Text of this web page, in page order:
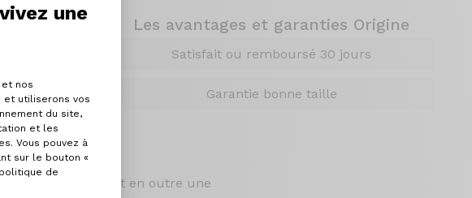
une
: Personnalisez vos Options
nos
et utiliserons vos
du site,
et les
Vous pouvez à
sur le bouton «
de
Les avantages et garanties Origine
Satisfait ou remboursé 30 jours
Garantie bonne taille
offrent en outre une